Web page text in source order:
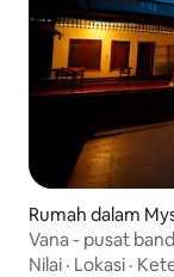
Rumah dalam
Vana - pusat
sauna & patio
Nilai · Lokasi ·